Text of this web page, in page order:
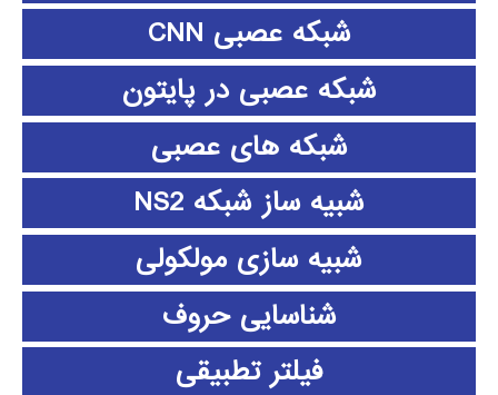
شبکه عصبی CNN
شبکه عصبی در پایتون
شبکه های عصبی
شبیه ساز شبکه NS2
شبیه سازی مولکولی
شناسایی حروف
فیلتر تطبیقی